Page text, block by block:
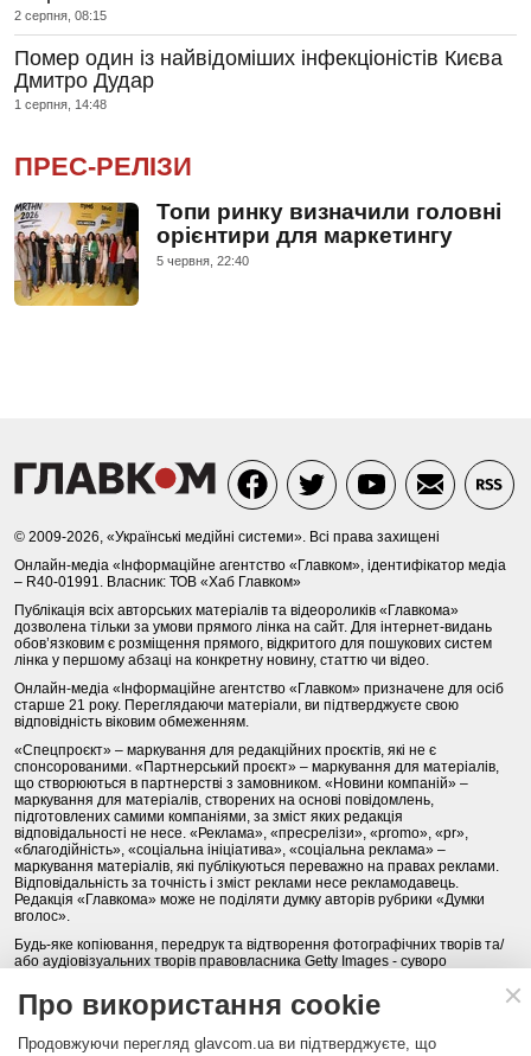
2 серпня, 08:15
Помер один із найвідоміших інфекціоністів Києва
Дмитро Дудар
1 серпня, 14:48
ПРЕС-РЕЛІЗИ
Топи ринку визначили головні
орієнтири для маркетингу
5 червня, 22:40
© 2009-2026, «Українські медійні системи». Всі права захищені
Онлайн-медіа «Інформаційне агентство «Главком», ідентифікатор медіа
– R40-01991. Власник: ТОВ «Хаб Главком»
Публікація всіх авторських матеріалів та відеороликів «Главкома»
дозволена тільки за умови прямого лінка на сайт. Для інтернет-видань
обов’язковим є розміщення прямого, відкритого для пошукових систем
лінка у першому абзаці на конкретну новину, статтю чи відео.
Онлайн-медіа «Інформаційне агентство «Главком» призначене для осіб
старше 21 року. Переглядаючи матеріали, ви підтверджуєте свою
відповідність віковим обмеженням.
«Спецпроєкт» – маркування для редакційних проєктів, які не є
спонсорованими. «Партнерський проєкт» – маркування для матеріалів,
що створюються в партнерстві з замовником. «Новини компаній» –
маркування для матеріалів, створених на основі повідомлень,
підготовлених самими компаніями, за зміст яких редакція
відповідальності не несе. «Реклама», «пресрелізи», «promo», «pr»,
«благодійність», «соціальна ініціатива», «соціальна реклама» –
маркування матеріалів, які публікуються переважно на правах реклами.
Відповідальність за точність і зміст реклами несе рекламодавець.
Редакція «Главкома» може не поділяти думку авторів рубрики «Думки
вголос».
Будь-яке копіювання, передрук та відтворення фотографічних творів та/
або аудіовізуальних творів правовласника Getty Images - суворо
Політика конфіденційності (Privacy Policy). Правила сайту
Про використання cookie
Продовжуючи перегляд glavcom.ua ви підтверджуєте, що